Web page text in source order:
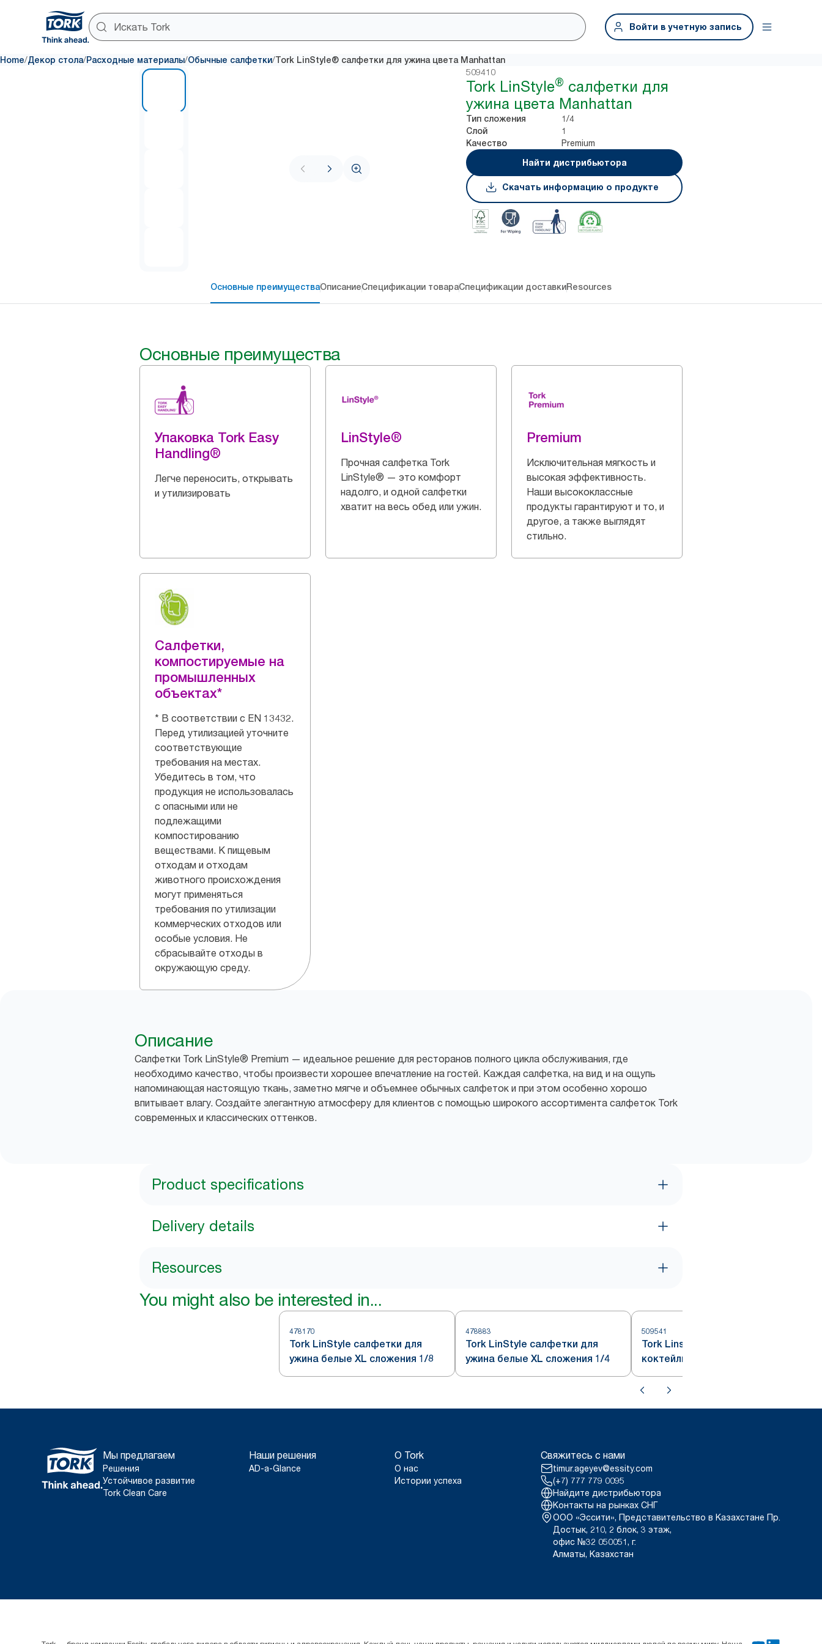
Войти в учетную запись
Home/Декор стола/Расходные материалы/Обычные салфетки/Tork LinStyle® салфетки для ужина цвета Manhattan
509410
Tork LinStyle® салфетки для
ужина цвета Manhattan
Тип сложения 1/4
Слой 1
Качество
Premium
Найти дистрибьютора
Скачать информацию о продукте
Основные преимуществаОписаниеСпецификации товараСпецификации доставкиResources
Основные преимущества
Упаковка Tork Easy
Handling®
Легче переносить, открывать
и утилизировать
LinStyle®
Прочная салфетка Tork
LinStyle® — это комфорт
надолго, и одной салфетки
хватит на весь обед или ужин.
Premium
Исключительная мягкость и
высокая эффективность.
Наши высококлассные
продукты гарантируют и то, и
другое, а также выглядят
стильно.
Салфетки,
компостируемые на
промышленных
объектах*
* В соответствии с EN 13432.
Перед утилизацией уточните
соответствующие
требования на местах.
Убедитесь в том, что
продукция не использовалась
с опасными или не
подлежащими
компостированию
веществами. К пищевым
отходам и отходам
животного происхождения
могут применяться
требования по утилизации
коммерческих отходов или
особые условия. Не
сбрасывайте отходы в
окружающую среду.
Описание
Салфетки Tork LinStyle® Premium — идеальное решение для ресторанов полного цикла обслуживания, где
необходимо качество, чтобы произвести хорошее впечатление на гостей. Каждая салфетка, на вид и на ощупь
напоминающая настоящую ткань, заметно мягче и объемнее обычных салфеток и при этом особенно хорошо
впитывает влагу. Создайте элегантную атмосферу для клиентов с помощью широкого ассортимента салфеток Tork
современных и классических оттенков.
Product specifications
Delivery details
Resources
You might also be interested in...
478170
Tork LinStyle салфетки для
ужина белые XL сложения 1/8
478883
Tork LinStyle салфетки для
ужина белые XL сложения 1/4
509541
Tork Linstyle® салфетки
коктейльные белые
Мы предлагаем
Решения
Устойчивое развитие
Tork Clean Care
Наши решения
AD-a-Glance
О Tork
О нас
Истории успеха
Свяжитесь с нами
timur.ageyev@essity.com
(+7) 777 779 0095
Найдите дистрибьютора
Контакты на рынках СНГ
ООО «Эссити», Представительство в Казахстане Пр.
Достык, 210, 2 блок, 3 этаж,
офис №32 050051, г.
Алматы, Казахстан